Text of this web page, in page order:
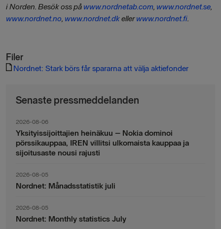
i Norden. Besök oss på www.nordnetab.com, www.nordnet.se,
www.nordnet.no, www.nordnet.dkellerwww.nordnet.fi.
Filer
Nordnet: Stark börs får spararna att välja aktiefonder
Senaste pressmeddelanden
2026-08-06
Yksityissijoittajien heinäkuu – Nokia dominoi
pörssikauppaa, IREN villitsi ulkomaista kauppaa ja
sijoitusaste nousi rajusti
2026-08-05
Nordnet: Månadsstatistik juli
2026-08-05
Nordnet: Monthly statistics July